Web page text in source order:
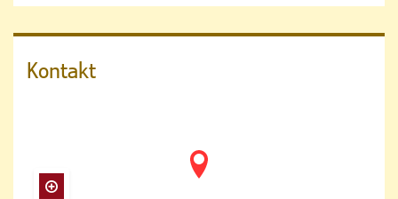
Kontakt